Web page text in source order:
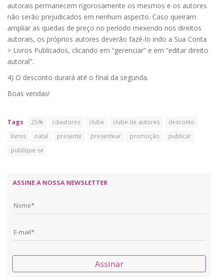
autorais permanecem rigorosamente os mesmos e os autores
não serão prejudicados em nenhum aspecto. Caso queiram
ampliar as quedas de preço no período mexendo nos direitos
autorais, os próprios autores deverão fazê-lo indo a Sua Conta
> Livros Publicados, clicando em “gerenciar” e em “editar direito
autoral”.
4) O desconto durará até o final da segunda.
Boas vendas!
Tags 25% cdautores clube clube de autores
desconto
livros
natal presente presentear promoção
publicar
publique-se
ASSINE A NOSSA NEWSLETTER
Assinar